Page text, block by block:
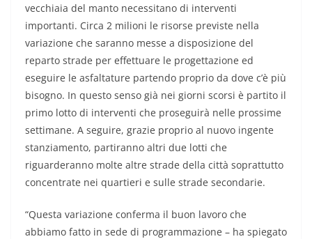
vecchiaia del manto necessitano di interventi
importanti. Circa 2 milioni le risorse previste nella
variazione che saranno messe a disposizione del
reparto strade per effettuare le progettazione ed
eseguire le asfaltature partendo proprio da dove c’è più
bisogno. In questo senso già nei giorni scorsi è partito il
primo lotto di interventi che proseguirà nelle prossime
settimane. A seguire, grazie proprio al nuovo ingente
stanziamento, partiranno altri due lotti che
riguarderanno molte altre strade della città soprattutto
concentrate nei quartieri e sulle strade secondarie.
“Questa variazione conferma il buon lavoro che
abbiamo fatto in sede di programmazione – ha spiegato